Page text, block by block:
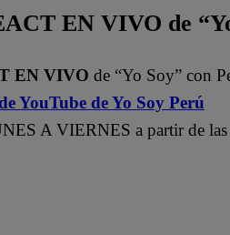
EN VIVO de
EN VIVO de “Yo Soy” con
YouTube de Yo Soy Perú
A VIERNES a partir de